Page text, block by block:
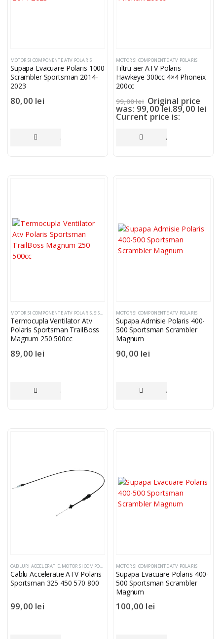
MOTOR SI COMPONENTE ATV POLARIS
Supapa Evacuare Polaris 1000
Scrambler Sportsman 2014-
2023
80,00 lei
ADAUGĂ ÎN COȘ
MOTOR SI COMPONENTE ATV POLARIS
Filtru aer ATV Polaris
Hawkeye 300cc 4×4 Phoneix
200cc
99,00lei Original price
was: 99,00 lei.89,00 lei
Current price is:
89,00 lei.
ADAUGĂ ÎN COȘ
MOTOR SI COMPONENTE ATV POLARIS, SISTEM ELECTRIC SI COMPONENTE ,SENZORI
Termocupla Ventilator Atv
Polaris Sportsman TrailBoss
Magnum 250 500cc
89,00 lei
ADAUGĂ ÎN COȘ
MOTOR SI COMPONENTE ATV POLARIS
Supapa Admisie Polaris 400-
500 Sportsman Scrambler
Magnum
90,00 lei
ADAUGĂ ÎN COȘ
CABLURI ACCELERATIE, MOTOR SI COMPONENTE ATV POLARIS
Cablu Acceleratie ATV Polaris
Sportsman 325 450 570 800
99,00 lei
MOTOR SI COMPONENTE ATV POLARIS
Supapa Evacuare Polaris 400-
500 Sportsman Scrambler
Magnum
100,00 lei